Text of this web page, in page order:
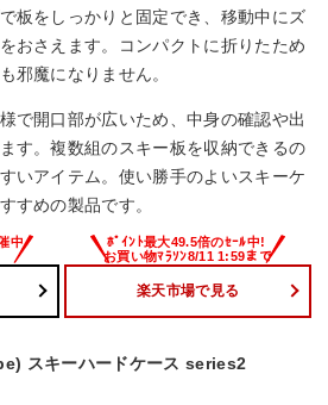
板をしっかりと固定でき、移動中にズ
おさえます。コンパクトに折りたため
邪魔になりません。
で開口部が広いため、中身の確認や出
す。複数組のスキー板を収納できるの
いアイテム。使い勝手のよいスキーケ
すめの製品です。
楽天市場で見る
スキーハードケース series2